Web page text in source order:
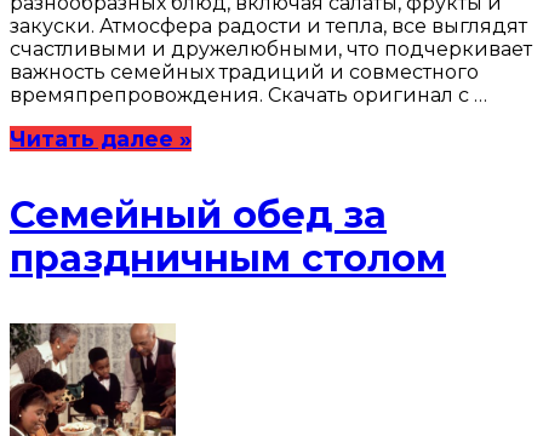
закуски. Атмосфера радости и тепла, все выглядят
счастливыми и дружелюбными, что подчеркивает
важность семейных традиций и совместного
времяпрепровождения. Скачать оригинал с …
Читать далее »
Семейный обед за
праздничным столом